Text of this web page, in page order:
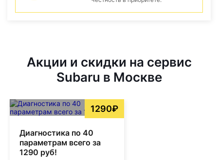
Акции и скидки на сервис
Subaru в Москве
1290₽
Диагностика по 40
параметрам всего за
1290 руб!